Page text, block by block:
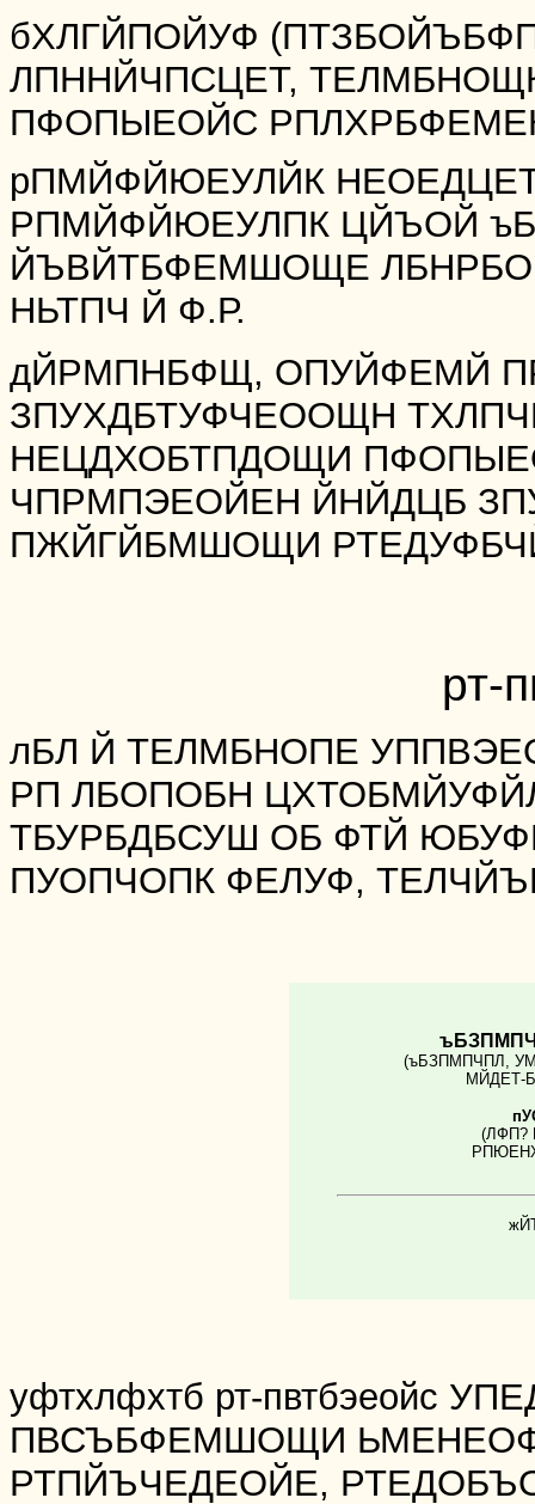
бХЛГЙПОЙУФ
ЛПННЙЧПСЦЕТ,
ПФОПЫЕОЙС
рПМЙФЙЮЕУЛЙК
РПМЙФЙЮЕУЛПК ЦЙЪОЙ
ЙЪВЙТБФЕМШОЩЕ
НЬТПЧ Й Ф.Р.
дЙРМПНБФЩ, ОПУЙФЕМЙ
ЗПУХДБТУФЧЕООЩН
НЕЦДХОБТПДОЩИ
ЧПРМПЭЕОЙЕН ЙНЙДЦБ
ПЖЙГЙБМШОЩИ
рт-
лБЛ Й ТЕЛМБНОПЕ
РП ЛБОПОБН
ТБУРБДБСУШ ОБ ФТЙ
ПУОПЧОПК ФЕЛУФ,
(ъБЗПМПЧПЛ,
МЙДЕТ-
(ЛФП?
уфтхлфхтб рт-пвтбэеойс
ПВСЪБФЕМШОЩИ
РТПЙЪЧЕДЕОЙЕ,